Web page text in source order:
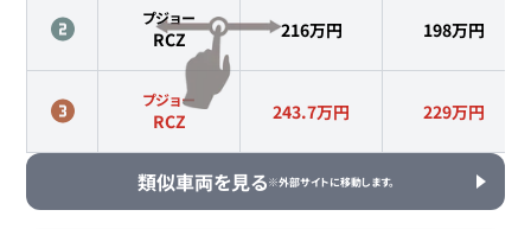
プジョー
RCZ 216万円 198万円
プジョー
RCZ 243.7万円 229万円
類似車両を見る※外部サイトに移動します。